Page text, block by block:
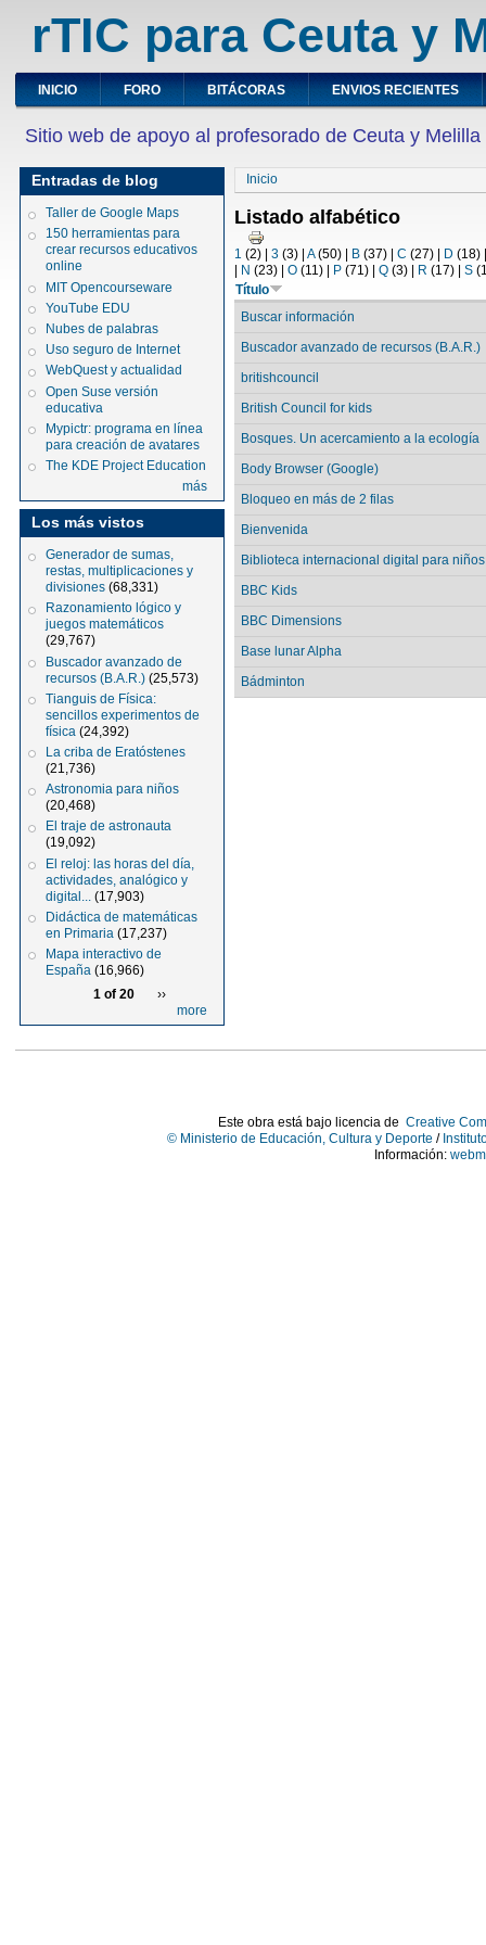
rTIC para Ceuta y
INICIO FORO BITÁCORAS ENVIOS RECIENTES
Sitio web de apoyo al profesorado de Ceuta y Melilla
Entradas de blog
Taller de Google Maps
150 herramientas para
crear recursos educativos
online
MIT Opencourseware
YouTube EDU
Nubes de palabras
Uso seguro de Internet
WebQuest y actualidad
Open Suse versión
educativa
Mypictr: programa en línea
para creación de avatares
The KDE Project Education
más
Los más vistos
Generador de sumas,
restas, multiplicaciones y
divisiones (68,331)
Razonamiento lógico y
juegos matemáticos
(29,767)
Buscador avanzado de
recursos (B.A.R.) (25,573)
Tianguis de Física:
sencillos experimentos de
física (24,392)
La criba de Eratóstenes
(21,736)
Astronomia para niños
(20,468)
El traje de astronauta
(19,092)
El reloj: las horas del día,
actividades, analógico y
digital...
(17,903)
Didáctica de matemáticas
en Primaria (17,237)
Mapa interactivo de
España (16,966)
1 of 20
››
more
Inicio
Listado alfabético
1 (2) |3 (3) |A(50) B (37) |C (27) D (18)
N (23) |O (11) P (71) |Q (3) R (17) |S
Título
Buscar información
Buscador avanzado de recursos (B.A.R.)
britishcouncil
British Council for kids
Bosques. Un acercamiento a la ecología
Body Browser (Google)
Bloqueo en más de 2 filas
Bienvenida
Biblioteca internacional digital para niños
BBC Kids
BBC Dimensions
Base lunar Alpha
Bádminton
Este obra está bajo licencia de Creative
© Ministerio de Educación, Cultura y Deporte /
Información: